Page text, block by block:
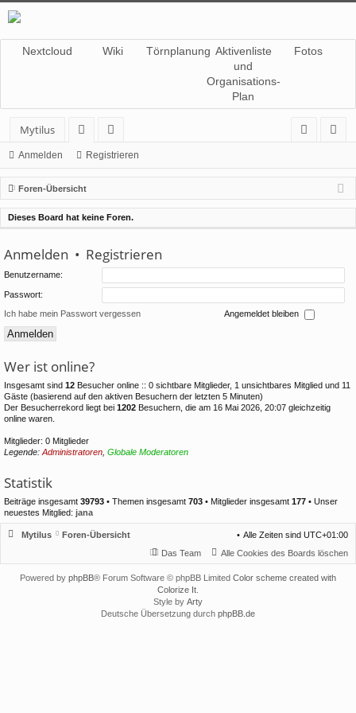
Nextcloud Wiki Törnplanung Aktivenliste
und
Organisations-
Plan
Fotos
Mytilus
or
en
itg
lie
de
r
m
el
de
ist
rie
re
Anmelden Registrieren
Foren-Übersicht
Dieses Board hat keine Foren.
Anmelden • Registrieren
Benutzername:
Passwort:
Ich habe mein Passwort vergessen Angemeldet bleiben
Wer ist online?
Insgesamt sind 12 Besucher online :: 0 sichtbare Mitglieder, 1 unsichtbares Mitglied und 11
Gäste (basierend auf den aktiven Besuchern der letzten 5 Minuten)
Der Besucherrekord liegt bei 1202 Besuchern, die am 16 Mai 2026, 20:07 gleichzeitig
online waren.
Mitglieder: 0 Mitglieder
Legende: Administratoren Globale Moderatoren
Statistik
Beiträge insgesamt 39793 • Themen insgesamt 703 • Mitglieder insgesamt 177 • Unser
neuestes Mitglied: jana
Mytilus Foren-Übersicht Alle Zeiten sind UTC+01:00
Alle Cookies des Boards löschen
Das Team
Powered by phpBB® Forum Software © phpBB Limited Color scheme created with
Colorize It
Style by Arty
Deutsche Übersetzung durch phpBB.de